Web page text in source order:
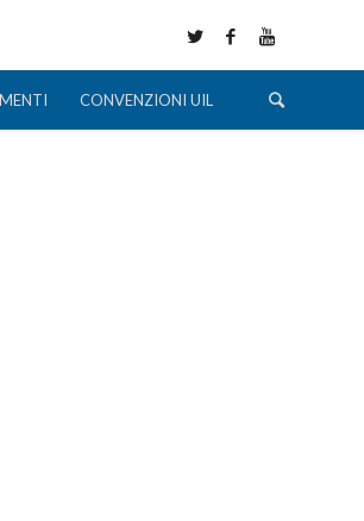
CONVENZIONI UIL